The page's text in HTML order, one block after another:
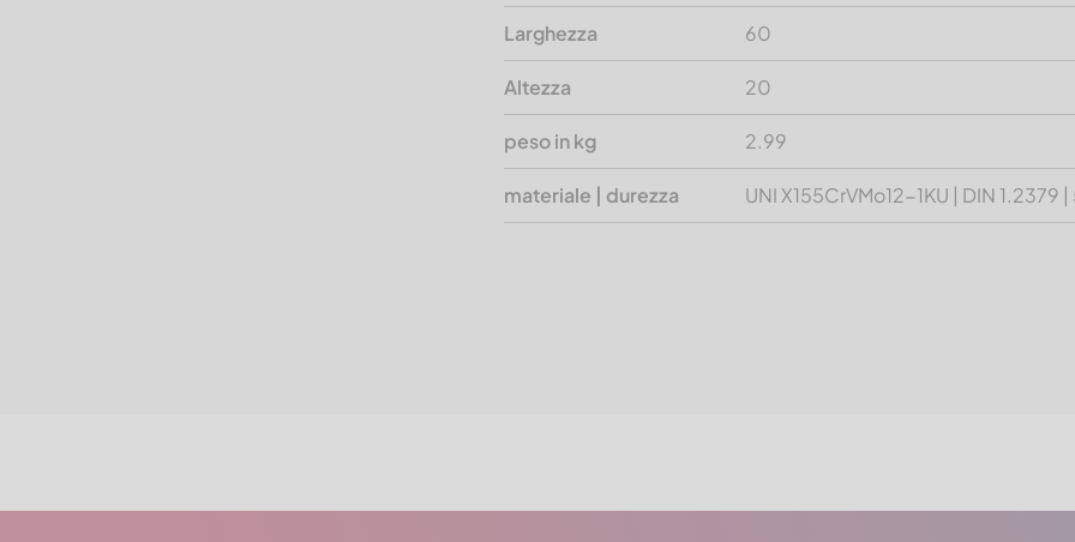
Larghezza 60
Altezza 20
peso in kg 2.99
materiale | durezza UNI X155CrVMo12-1KU | DIN 1.2379